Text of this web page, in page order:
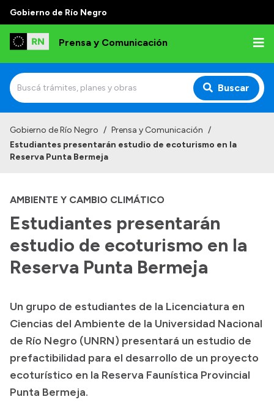
Gobierno de Río Negro
Prensa y Comunicación
Buscar
Institucional
Referentes de prensa
Archivo de noticias
Transparencia
Boletín Oficial
Compras y licitaciones
Consulta de expedientes
Consulta de pago a proveedores
Convocatorias
Gobierno de Río Negro / Prensa y Comunicación /
Estudiantes presentarán estudio de ecoturismo en la
Reserva Punta Bermeja
AMBIENTE Y CAMBIO CLIMÁTICO
Estudiantes presentarán
estudio de ecoturismo en la
Reserva Punta Bermeja
Un grupo de estudiantes de la Licenciatura en
Ciencias del Ambiente de la Universidad Nacional
de Río Negro (UNRN) presentará un estudio de
prefactibilidad para el desarrollo de un proyecto
ecoturístico en la Reserva Faunística Provincial
Punta Bermeja.